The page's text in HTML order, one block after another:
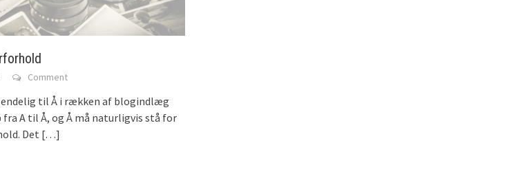
Comment
endelig til Å i rækken af blogindlæg
A til Å, og Å må naturligvis stå for
Det […]